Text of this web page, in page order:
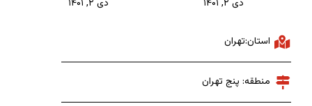
دی ۲, ۱۴۰۱ دی ۲, ۱۴۰۱
استان:تهران
منطقه: پنج تهران